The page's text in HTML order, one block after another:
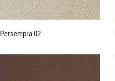
Persempra 02